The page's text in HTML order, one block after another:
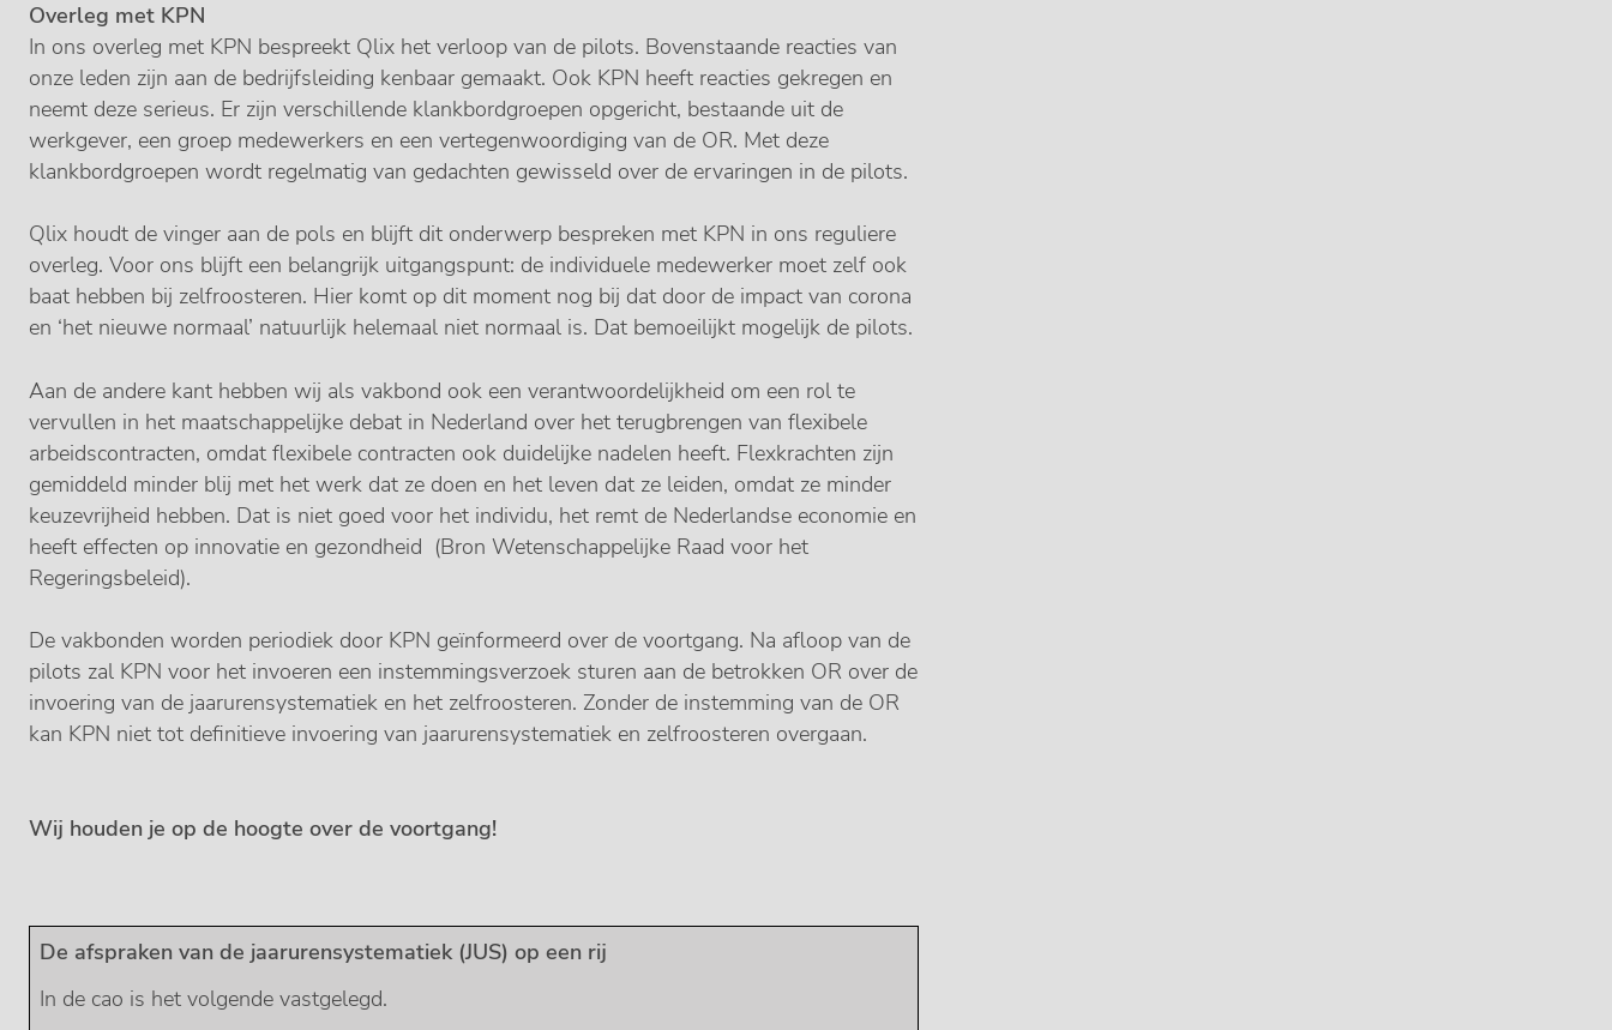
Overleg met KPN
In ons overleg met KPN bespreekt Qlix het verloop van de pilots. Bovenstaande reacties van
onze leden zijn aan de bedrijfsleiding kenbaar gemaakt. Ook KPN heeft reacties gekregen en
neemt deze serieus. Er zijn verschillende klankbordgroepen opgericht, bestaande uit de
werkgever, een groep medewerkers en een vertegenwoordiging van de OR. Met deze
klankbordgroepen wordt regelmatig van gedachten gewisseld over de ervaringen in de pilots.
Qlix houdt de vinger aan de pols en blijft dit onderwerp bespreken met KPN in ons reguliere
overleg. Voor ons blijft een belangrijk uitgangspunt: de individuele medewerker moet zelf ook
baat hebben bij zelfroosteren. Hier komt op dit moment nog bij dat door de impact van corona
en ‘het nieuwe normaal’ natuurlijk helemaal niet normaal is. Dat bemoeilijkt mogelijk de pilots.
Aan de andere kant hebben wij als vakbond ook een verantwoordelijkheid om een rol te
vervullen in het maatschappelijke debat in Nederland over het terugbrengen van flexibele
arbeidscontracten, omdat flexibele contracten ook duidelijke nadelen heeft. Flexkrachten zijn
gemiddeld minder blij met het werk dat ze doen en het leven dat ze leiden, omdat ze minder
keuzevrijheid hebben. Dat is niet goed voor het individu, het remt de Nederlandse economie en
heeft effecten op innovatie en gezondheid (Bron Wetenschappelijke Raad voor het
Regeringsbeleid).
De vakbonden worden periodiek door KPN geïnformeerd over de voortgang. Na afloop van de
pilots zal KPN voor het invoeren een instemmingsverzoek sturen aan de betrokken OR over de
invoering van de jaarurensystematiek en het zelfroosteren. Zonder de instemming van de OR
kan KPN niet tot definitieve invoering van jaarurensystematiek en zelfroosteren overgaan.
Wij houden je op de hoogte over de voortgang!
De afspraken van de jaarurensystematiek (JUS) op een rij
In de cao is het volgende vastgelegd.